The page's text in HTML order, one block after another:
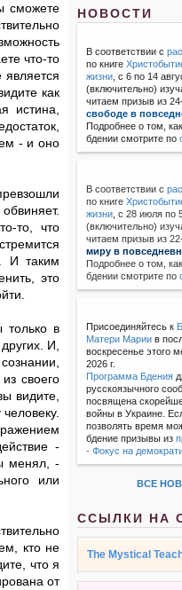
сможете
что-то
как
истина,
- и оно
то, что
И таким
это
только в
И,
своего
видите,
-
менял, -
или
кто не
что я
от
НОВОСТИ
В соответствии с
по книге
жизни , с 6 по 14
(включительно)
читаем призыв из
свободе в
Подробнее о том,
бдении смотрите по
В соответствии с
по книге
жизни с 28 июля по
(включительно)
читаем призыв из
миру в
Подробнее о том,
бдении смотрите по
Присоединяйтесь к
Матери Марии в
воскресенье этого
2026 г.
Программа Бдения
русскоязычного
посвящена
войны в Украине.
позволять время
бдение призывы из
- Фокус на
ВСЕ
ССЫЛКИ НА
The Mystical